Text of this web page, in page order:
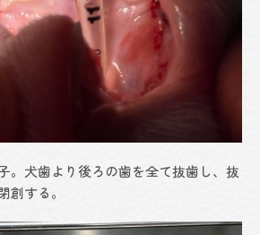
。犬歯より後ろの歯を全て抜歯し、抜
創する。